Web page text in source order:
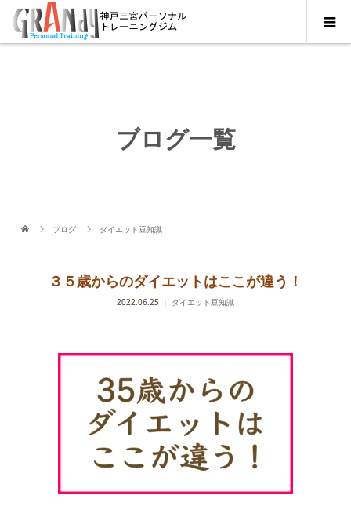
ブログ一覧
ブログ ダイエット豆知識
３５歳からのダイエットはここが違う！
2022.06.25 ダイエット豆知識